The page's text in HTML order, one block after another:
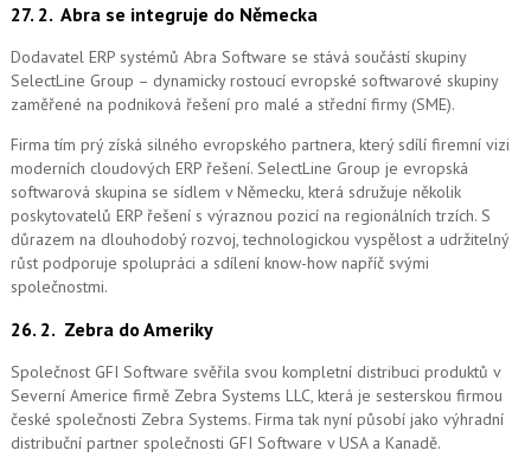
27. 2. Abra se integruje do Německa
Dodavatel ERP systémů Abra Software se stává součástí skupiny
SelectLine Group – dynamicky rostoucí evropské softwarové skupiny
zaměřené na podniková řešení pro malé a střední firmy (SME).
Firma tím prý získá silného evropského partnera, který sdílí firemní vizi
moderních cloudových ERP řešení. SelectLine Group je evropská
softwarová skupina se sídlem v Německu, která sdružuje několik
poskytovatelů ERP řešení s výraznou pozicí na regionálních trzích. S
důrazem na dlouhodobý rozvoj, technologickou vyspělost a udržitelný
růst podporuje spolupráci a sdílení know-how napříč svými
společnostmi.
26. 2. Zebra do Ameriky
Společnost GFI Software svěřila svou kompletní distribuci produktů v
Severní Americe firmě Zebra Systems LLC, která je sesterskou firmou
české společnosti Zebra Systems. Firma tak nyní působí jako výhradní
distribuční partner společnosti GFI Software v USA a Kanadě.